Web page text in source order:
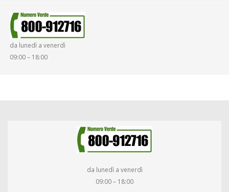
da lunedì a venerdì
09:00 – 18:00
da lunedì a venerdì
09:00 – 18:00